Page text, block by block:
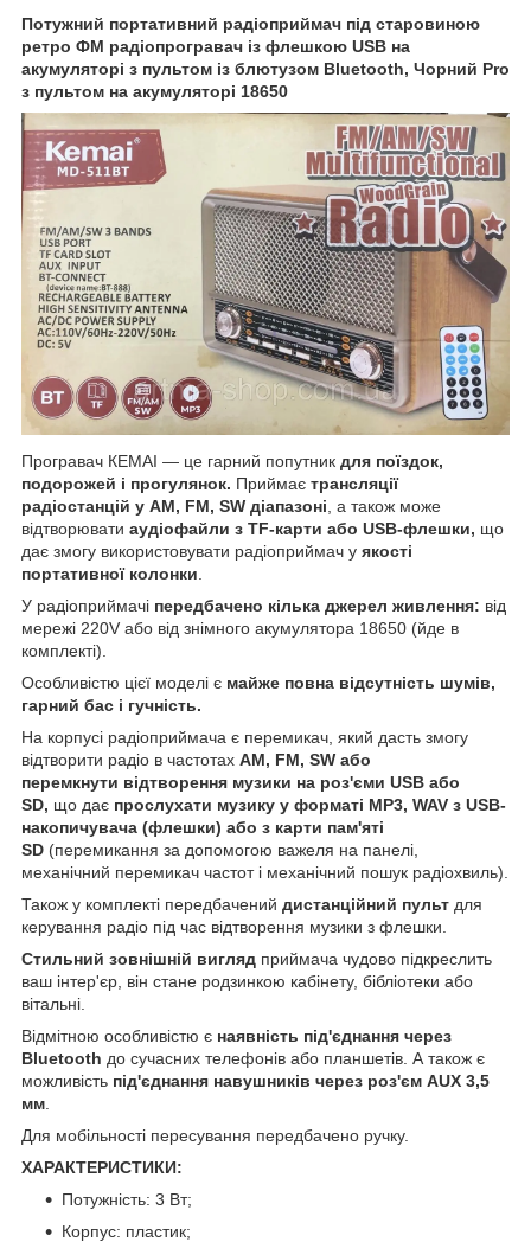
Потужний портативний радіоприймач під старовиною
ретро ФМ радіопрогравач із флешкою USB на
акумуляторі з пультом із блютузом Bluetooth, Чорний Pro
з пультом на акумуляторі 18650
Програвач КЕМАІ — це гарний попутник для поїздок,
подорожей і прогулянок. Приймає трансляції
радіостанцій у AM, FM, SW діапазоні , а також може
відтворювати аудіофайли з TF-карти або USB-флешки, що
дає змогу використовувати радіоприймач у якості
портативної колонки
У радіоприймачі передбачено кілька джерел живлення: від
мережі 220V або від знімного акумулятора 18650 (йде в
комплекті).
Особливістю цієї моделі є майже повна відсутність шумів,
гарний бас і гучність.
На корпусі радіоприймача є перемикач, який дасть змогу
відтворити радіо в частотах AM, FM, SW або
перемкнути відтворення музики на роз'єми USB або
SD, що дає прослухати музику у форматі MP3, WAV з USB-
накопичувача (флешки) або з карти пам'яті
SD (перемикання за допомогою важеля на панелі,
механічний перемикач частот і механічний пошук радіохвиль).
Також у комплекті передбачений дистанційний пульт для
керування радіо під час відтворення музики з флешки.
Стильний зовнішній вигляд приймача чудово підкреслить
ваш інтер'єр, він стане родзинкою кабінету, бібліотеки або
вітальні.
Відмітною особливістю є наявність під'єднання через
Bluetooth до сучасних телефонів або планшетів. А також є
можливість під'єднання навушників через роз'єм AUX 3,5
мм
Для мобільності пересування передбачено ручку.
ХАРАКТЕРИСТИКИ:
Потужність: 3 Вт;
Корпус: пластик;